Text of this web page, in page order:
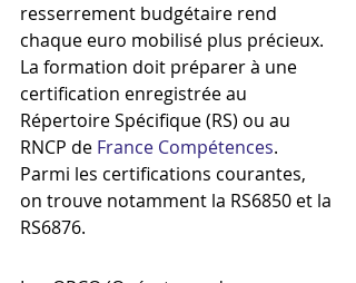
resserrement budgétaire rend
chaque euro mobilisé plus précieux.
La formation doit préparer à une
certification enregistrée au
Répertoire Spécifique (RS) ou au
RNCP de France Compétences.
Parmi les certifications courantes,
on trouve notamment la RS6850 et la
RS6876.